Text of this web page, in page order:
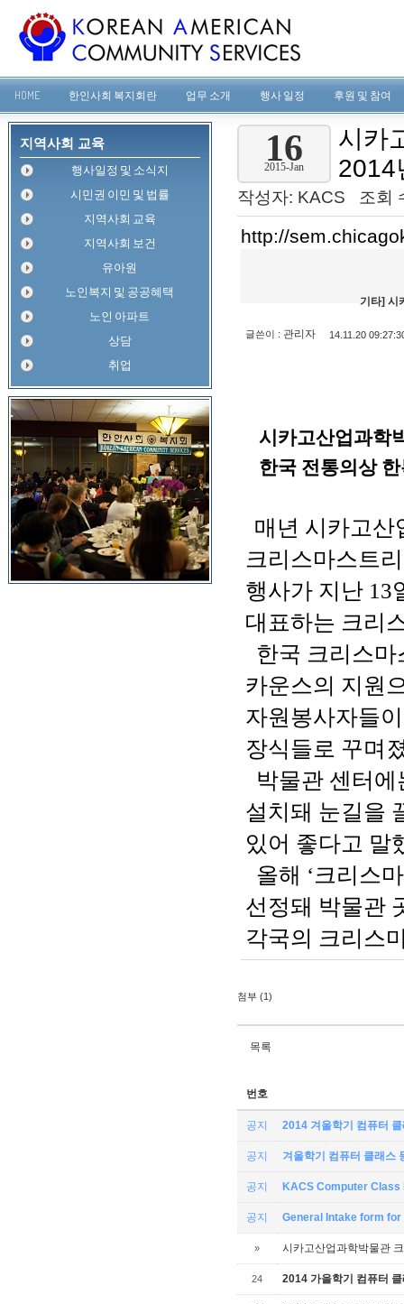
HOME 한인사회 복지회란 업무 소개 행사 일정 후원 및 참여
지역사회 교육
행사일정 및 소식지
시민권 이민 및 법률
지역사회 교육
지역사회 보건
유아원
노인복지 및 공공혜택
노인 아파트
상담
취업
16
2015-Jan
시카
2014
작성자: KACS 조회
http://
기타] 시
글쓴이 : 관리자 14.11.20
시카고산업과학
한국 전통의상
매년 시카고산
크리스마스트
행사가 지난 13
대표하는 크리
한국 크리스
카운스의 지원
자원봉사자들
장식들로 꾸며
박물관 센터
설치돼 눈길을
있어 좋다고 말
올해 ‘크리스
선정돼 박물관
각국의 크리스
첨부 (1)
목록
번호
공지 2014 겨울학기 컴퓨터
공지 겨울학기 컴퓨터 클래스
공지 KACS Computer Class
공지 General Intake form
» 시카고산업과학박물관
24 2014 가을학기 컴퓨터